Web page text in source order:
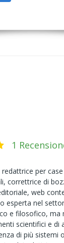
1
per
correttrice di
web
esperta nel
e filosofico, ma
scientifici e di
di più sistemi